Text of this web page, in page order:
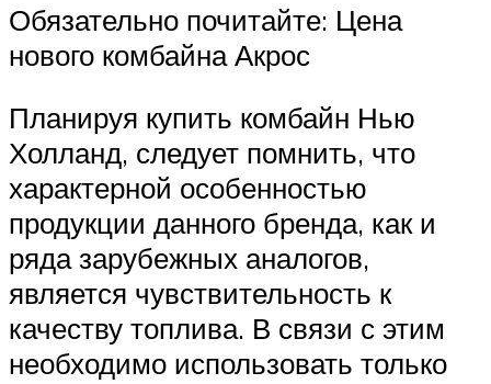
Обязательно почитайте: Цена
нового комбайна Акрос
Планируя купить комбайн Нью
Холланд, следует помнить, что
характерной особенностью
продукции данного бренда, как и
ряда зарубежных аналогов,
является чувствительность к
качеству топлива. В связи с этим
необходимо использовать только